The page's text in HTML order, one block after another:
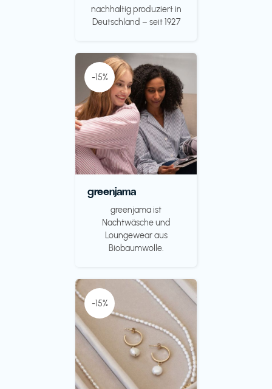
nachhaltig produziert in
Deutschland – seit 1927
-15%
greenjama
greenjama ist
Nachtwäsche und
Loungewear aus
Biobaumwolle.
-15%